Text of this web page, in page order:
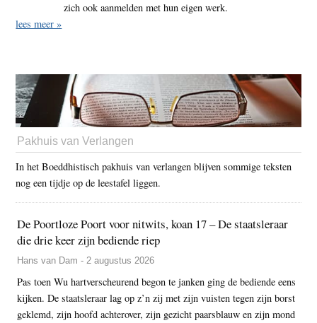
zich ook aanmelden met hun eigen werk.
lees meer »
Pakhuis van Verlangen
In het Boeddhistisch pakhuis van verlangen blijven sommige teksten
nog een tijdje op de leestafel liggen.
De Poortloze Poort voor nitwits, koan 17 – De staatsleraar
die drie keer zijn bediende riep
Hans van Dam - 2 augustus 2026
Pas toen Wu hartverscheurend begon te janken ging de bediende eens
kijken. De staatsleraar lag op z’n zij met zijn vuisten tegen zijn borst
geklemd, zijn hoofd achterover, zijn gezicht paarsblauw en zijn mond